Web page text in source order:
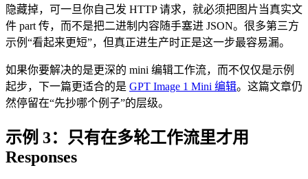
隐藏掉，可一旦你自己发 HTTP 请求，就必须把图片当真实文
件 part 传，而不是把二进制内容随手塞进 JSON。很多第三方
示例“看起来更短”，但真正进生产时正是这一步最容易漏。
如果你要解决的是更深的 mini 编辑工作流，而不仅仅是示例
起步，下一篇更适合的是 GPT Image 1 Mini 编辑。这篇文章仍
然停留在“先抄哪个例子”的层级。
示例 3：只有在多轮工作流里才用
Responses